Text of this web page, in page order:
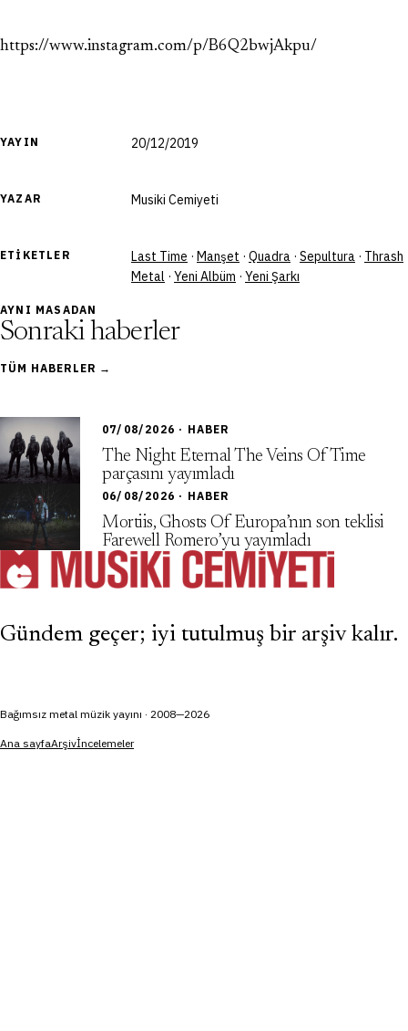
YAYIN 20/12/2019
YAZAR Musiki Cemiyeti
ETIKETLER Last Time · Manşet · Quadra · Sepultura · Thrash
Metal · Yeni Albüm · Yeni Şarkı
https://www.instagram.com/p/B6Q2bwjAkpu/
AYNI MASADAN
Sonraki haberler
TÜM HABERLER →
07/08/2026 · HABER
The Night Eternal The Veins Of Time
parçasını yayımladı
06/08/2026 · HABER
Mortiis, Ghosts Of Europa’nın son teklisi
Farewell Romero’yu yayımladı
Gündem geçer; iyi tutulmuş bir arşiv kalır.
Bağımsız metal müzik yayını · 2008—2026
Ana sayfaArşivİncelemeler